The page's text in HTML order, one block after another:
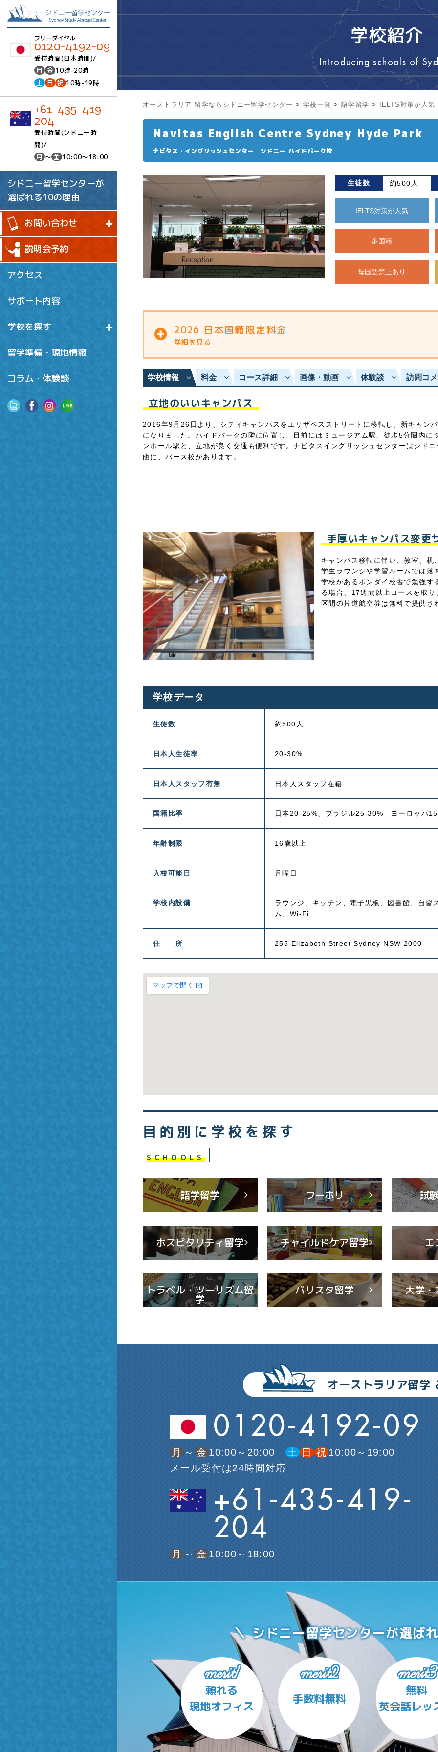
フリーダイヤル
0120-4192-09
受付時間(日本時間)/
月
金 10時-20時
土
日 祝 10時-19時
+61-435-419-
204
受付時間(シドニー時
間)/
月 ～ 金 10:00～18:00
シドニー留学センターが
選ばれる10の理由
お問い合わせ
説明会予約
アクセス
サポート内容
学校を探す
留学準備・現地情報
コラム・体験談
学校紹介
Introducing schools of
オーストラリア 留学ならシドニー留学センター >学校一覧 > 語学留学 > IELTS対策が人気
Navitas English Centre Sydney Hyde Park
ナビタス・イングリッシュセンター シドニー ハイドパーク校
生徒数 約500人
IELTS対策が人気
多国籍
母国語禁止あり
2026 日本国籍限定料金
学校情報 料金 コース詳細 画像・動画 体験談 訪問コ
立地のいいキャンパス
2016年9月26日より、シティキャンパスをエリザベスストリートに移転し、新キャン
になりました。ハイドパークの隣に位置し、目前にはミュージアム駅、徒歩5分圏内に
ンホール駅と、立地が良く交通も便利です。ナビタスイングリッシュセンターはシドニ
他に、パース校があります。
手厚いキャンパス変更
キャンパス移転に伴い、教室、机
学生ラウンジや学習ルームでは落
学校があるボンダイ校舎で勉強す
る場合、17週間以上コースを取
区間の片道航空券は無料で提供さ
学校データ
生徒数 約500人
日本人生徒率 20-30%
日本人スタッフ有無 日本人スタッフ在籍
国籍比率 日本20-25%、ブラジル25-30% ヨーロッパ
年齢制限 16歳以上
入校可能日 月曜日
学校内設備
ラウンジ、キッチン、電子黒板、図書館、自習
ム、Wi-Fi
住 所 255 Elizabeth Street Sydney NSW 2000
目的別に学校を探す
SCHOOLS
語学留学 ワーホリ 試
ホスピタリティ留学 チャイルドケア留学 エ
トラベル・ツーリズム留
学
バリスタ留学 大学・
オーストラリア留学
0120-4192-09
月 ～ 金 10:00～20:00 土 日 祝 10:00～19:00
メール受付は24時間対応
+61-435-419-
204
月 ～ 金 10:00～18:00
シドニー留学センターが選ば
merit1
頼れる
現地オフィス
merit2
手数料無料
merit3
無料
英会話レッ